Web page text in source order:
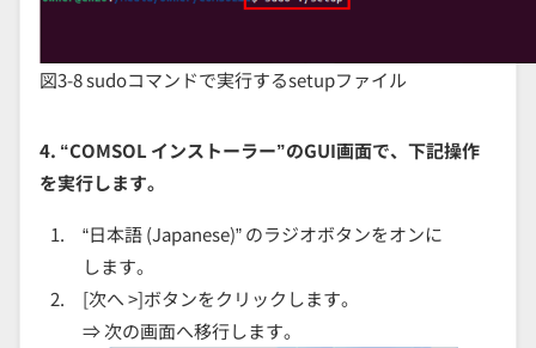
図3-8 sudoコマンドで実行するsetupファイル
4. “COMSOL インストーラー”のGUI画面で、下記操作
を実行します。
“日本語 (Japanese)” のラジオボタンをオンに
します。
[次へ >]ボタンをクリックします。
⇒ 次の画面へ移行します。